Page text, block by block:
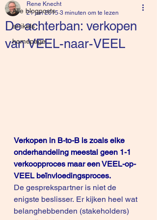
Alle blogposts
artikels
homepage
De achterban: verkopen
van VEEL-naar-VEEL
Rene Knecht
21 jun 2015 3 minuten om te lezen
Verkopen in B-to-B is zoals elke
onderhandeling meestal geen 1-1
verkoopproces maar een VEEL-op-
VEEL beïnvloedingsproces.
De gesprekspartner is niet de
enigste beslisser. Er kijken heel wat
belanghebbenden (stakeholders)